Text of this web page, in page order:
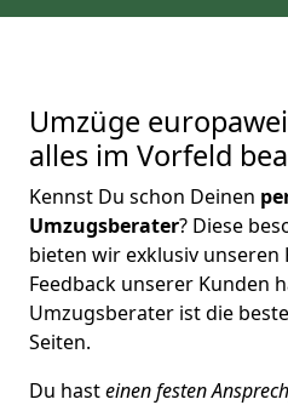
Umzüge
alles im Vorfeld
Kennst Du schon Deinen
Umzugsberater? Diese
bieten wir exklusiv unseren
Feedback unserer Kunden
Umzugsberater ist die
Seiten.
Du hasteinen festen